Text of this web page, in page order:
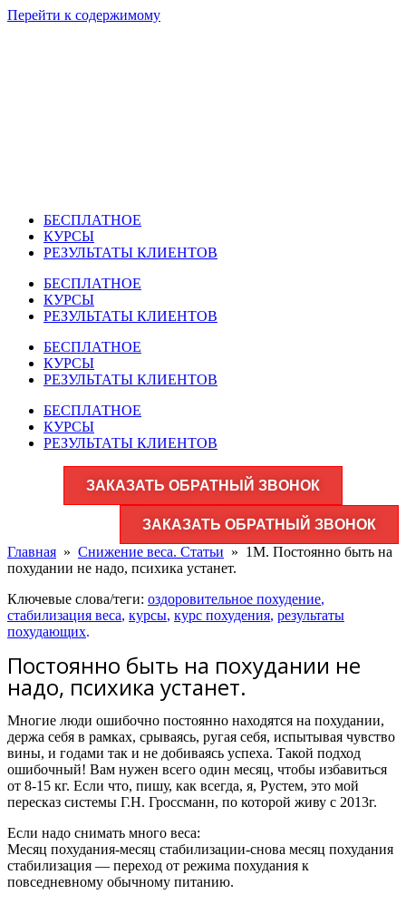
Перейти к содержимому
БЕСПЛАТНОЕ
КУРСЫ
РЕЗУЛЬТАТЫ КЛИЕНТОВ
БЕСПЛАТНОЕ
КУРСЫ
РЕЗУЛЬТАТЫ КЛИЕНТОВ
БЕСПЛАТНОЕ
КУРСЫ
РЕЗУЛЬТАТЫ КЛИЕНТОВ
БЕСПЛАТНОЕ
КУРСЫ
РЕЗУЛЬТАТЫ КЛИЕНТОВ
ЗАКАЗАТЬ ОБРАТНЫЙ ЗВОНОК
ЗАКАЗАТЬ ОБРАТНЫЙ ЗВОНОК
Главная » Снижение веса. Статьи » 1М. Постоянно быть на
похудании не надо, психика устанет.
Ключевые слова/теги: оздоровительное похудение,
стабилизация веса, курсы, курс похудения, результаты
похудающих.
Постоянно быть на похудании не
надо, психика устанет.
Многие люди ошибочно постоянно находятся на похудании,
держа себя в рамках, срываясь, ругая себя, испытывая чувство
вины, и годами так и не добиваясь успеха. Такой подход
ошибочный! Вам нужен всего один месяц, чтобы избавиться
от 8-15 кг. Если что, пишу, как всегда, я, Рустем, это мой
пересказ системы Г.Н. Гроссманн, по которой живу с 2013г.
Если надо снимать много веса:
Месяц похудания-месяц стабилизации-снова месяц похудания
стабилизация — переход от режима похудания к
повседневному обычному питанию.